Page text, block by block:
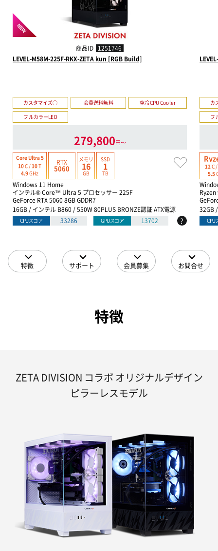
NEW
商品ID 1251746
LEVEL-M58M-225F-RKX-ZETA kun [RGB Build]
カスタマイズ○ 会員送料無料
空冷CPU Cooler
フルカラーLED
279,800円〜
Core Ultra 5
10C / 10T
4.9GHz
RTX
5060
メモリ
16
GB
SSD
1
TB
Windows 11 Home
インテル® Core™ Ultra 5 プロセッサー 225F
GeForce RTX 5060 8GB GDDR7
16GB / インテル B860 / 550W 80PLUS BRONZE認証 ATX電源
CPUスコア 33286 GPUスコア 13702 ?
カ
フ
12C /
5.5
Ryzen
32GB
CPU
特徴 サポート 会員募集 お問合せ
特徴
ZETA DIVISION コラボ オリジナルデザイン
ピラーレスモデル